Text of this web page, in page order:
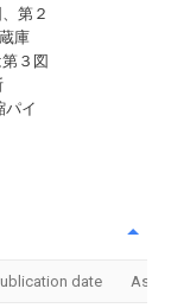
第２
庫
３図
パイ
date